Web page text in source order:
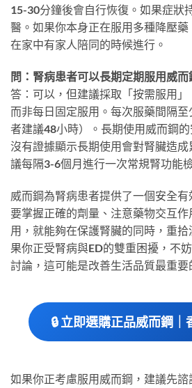
15-30分鐘後會自行恢復。如果症狀
醫。如果你本身正在服用多種降壓
在家中有家人陪同的時候進行。
問：腎病患者可以長期定期服用威而
答：可以，但建議採取「按需服用」
而非每日固定服用。每次服藥間隔
者建議48小時）。長期使用威而鋼
沒有證據顯示長期使用會對腎臟造
議每隔3-6個月進行一次常規腎功能
威而鋼為腎病患者提供了一個安全有
要掌握正確的劑量、注意藥物交互
用，就能夠在保護腎臟的同時，重
果你正受腎病與ED的雙重困擾，不
討論，這可能是改善生活品質最重要
🔒 立即選購正品威而鋼
如果你正考慮服用威而鋼，建議先